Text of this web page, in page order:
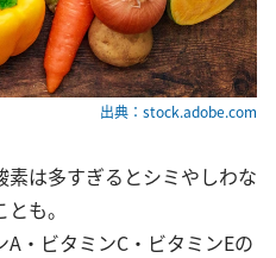
出典：stock.adobe.com
は多すぎるとシミやしわな
も。
・ビタミンC・ビタミンEの